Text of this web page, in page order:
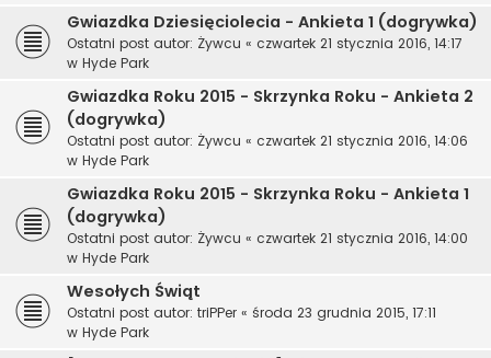
Gwiazdka Dziesięciolecia - Ankieta 1 (dogrywka)
Ostatni post autor: Żywcu « czwartek 21 stycznia 2016, 14:17
w Hyde Park
Gwiazdka Roku 2015 - Skrzynka Roku - Ankieta 2
(dogrywka)
Ostatni post autor: Żywcu « czwartek 21 stycznia 2016, 14:06
w Hyde Park
Gwiazdka Roku 2015 - Skrzynka Roku - Ankieta 1
(dogrywka)
Ostatni post autor: Żywcu « czwartek 21 stycznia 2016, 14:00
w Hyde Park
Wesołych Świąt
Ostatni post autor: triPPer « środa 23 grudnia 2015, 17:11
w Hyde Park